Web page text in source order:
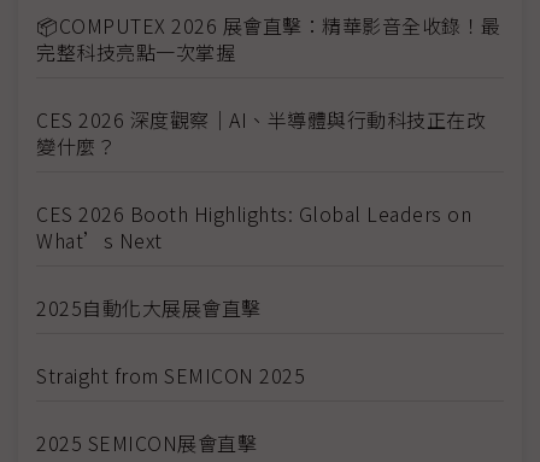
📦COMPUTEX 2026 展會直擊：精華影音全收錄！最
完整科技亮點一次掌握
CES 2026 深度觀察｜AI、半導體與行動科技正在改
變什麼？
CES 2026 Booth Highlights: Global Leaders on
What’s Next
2025自動化大展展會直擊
Straight from SEMICON 2025
2025 SEMICON展會直擊